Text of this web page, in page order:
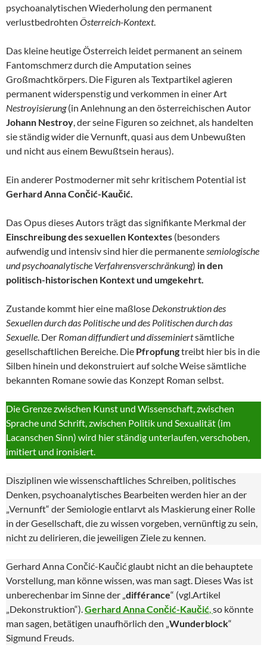
psychoanalytischen Wiederholung den permanent
verlustbedrohten Österreich-Kontext.
Das kleine heutige Österreich leidet permanent an seinem
Fantomschmerz durch die Amputation seines
Großmachtkörpers. Die Figuren als Textpartikel agieren
permanent widerspenstig und verkommen in einer Art
Nestroyisierung(in Anlehnung an den österreichischen Autor
Johann Nestroy, der seine Figuren so zeichnet, als handelten
sie ständig wider die Vernunft, quasi aus dem Unbewußten
und nicht aus einem Bewußtsein heraus).
Ein anderer Postmoderner mit sehr kritischem Potential ist
Gerhard Anna Cončić-Kaučić.
Das Opus dieses Autors trägt das signifikante Merkmal der
Einschreibung des sexuellen Kontextes (besonders
aufwendig und intensiv sind hier die permanentesemiologische
und psychoanalytische Verfahrensverschränkung) in den
politisch-historischen Kontext und umgekehrt.
Zustande kommt hier eine maßlose Dekonstruktion des
Sexuellen durch das Politische und des Politischen durch das
Sexuelle. Der Roman diffundiert und disseminiertsämtliche
gesellschaftlichen Bereiche. Die Pfropfungtreibt hier bis in die
Silben hinein und dekonstruiert auf solche Weise sämtliche
bekannten Romane sowie das Konzept Roman selbst.
Die Grenze zwischen Kunst und Wissenschaft, zwischen
Sprache und Schrift, zwischen Politik und Sexualität (im
Lacanschen Sinn) wird hier ständig unterlaufen, verschoben,
imitiert und ironisiert.
Disziplinen wie wissenschaftliches Schreiben, politisches
Denken, psychoanalytisches Bearbeiten werden hier an der
„Vernunft“ der Semiologie entlarvt als Maskierung einer Rolle
in der Gesellschaft, die zu wissen vorgeben, vernünftig zu sein,
nicht zu delirieren, die jeweiligen Ziele zu kennen.
Gerhard Anna Cončić-Kaučić glaubt nicht an die behauptete
Vorstellung, man könne wissen, was man sagt. Dieses Was ist
unberechenbar im Sinne der „différance“ (vgl.Artikel
„Dekonstruktion“).Gerhard Anna Cončić-Kaučić,so könnte
man sagen, betätigen unaufhörlich den „Wunderblock“
Sigmund Freuds.